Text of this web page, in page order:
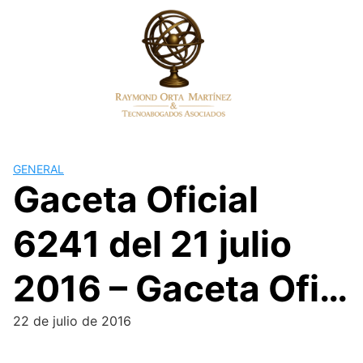
GENERAL
Gaceta Oficial
6241 del 21 julio
2016 – Gaceta Ofi…
22 de julio de 2016